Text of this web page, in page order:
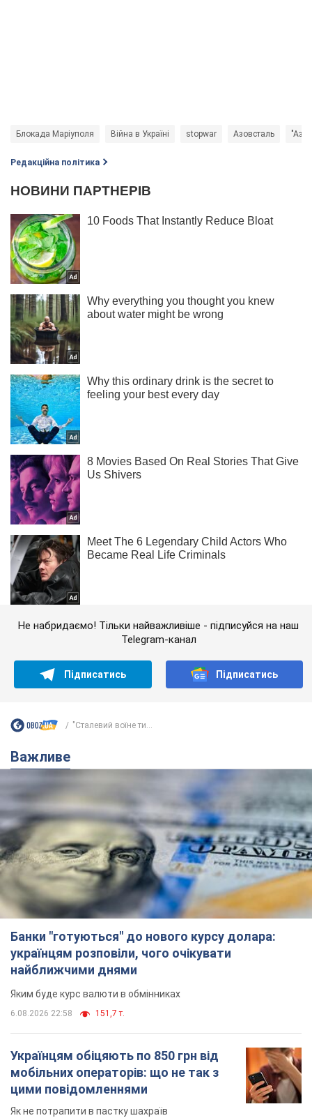
Блокада Маріуполя Війна в Україні stopwar Азовсталь
Редакційна політика
Не набридаємо! Тільки найважливіше - підписуйся на наш
Telegram-канал
Підписатись Підписатись
"Сталевий воїне ти...
Важливе
Банки "готуються" до нового курсу долара:
українцям розповіли, чого очікувати
найближчими днями
Яким буде курс валюти в обмінниках
6.08.2026 22:58 151,7 т.
Українцям обіцяють по 850 грн від
мобільних операторів: що не так з
цими повідомленнями
Як не потрапити в пастку шахраїв